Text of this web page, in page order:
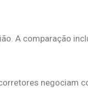
A comparação
negociam